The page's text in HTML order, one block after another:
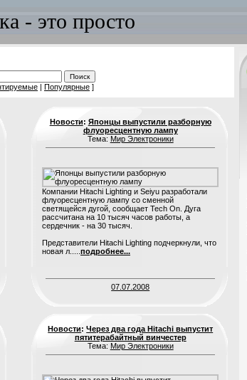
- это просто
| Популярные ]
Новости: Японцы выпустили разборную
флуоресцентную лампу
Тема: Мир Электроники
Компании Hitachi Lighting и Seiyu разработали
флуоресцентную лампу со сменной
светящейся дугой, сообщает Tech On. Дуга
рассчитана на 10 тысяч часов работы, а
сердечник - на 30 тысяч.
Представители Hitachi Lighting подчеркнули, что
новая л..... подробнее...
07.07.2008
Новости:Через два года Hitachi выпустит
пятитерабайтный винчестер
Тема: Мир Электроники